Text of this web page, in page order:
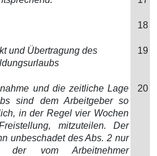
18
und Übertragung des
19
und die zeitliche Lage
sind dem Arbeitgeber so
in der Regel vier Wochen
mitzuteilen. Der
unbeschadet des Abs. 2 nur
vom Arbeitnehmer
20